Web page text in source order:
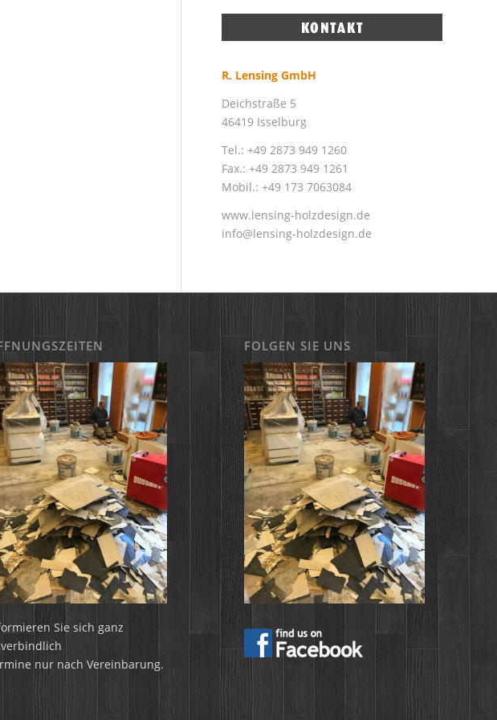
R. Lensing GmbH
Deichstraße 5
46419 Isselburg
Tel.: +49 2873 949 1260
Fax.: +49 2873 949 1261
Mobil.: +49 173 7063084
www.lensing-holzdesign.de
info@lensing-holzdesign.de
Sie sich ganz
nur nach Vereinbarung.
FOLGEN SIE UNS